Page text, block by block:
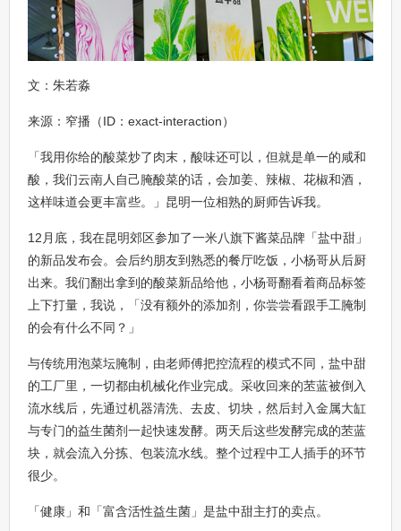
文：朱若淼
来源：窄播（ID：exact-interaction）
「我用你给的酸菜炒了肉末，酸味还可以，但就是单一的咸和
酸，我们云南人自己腌酸菜的话，会加姜、辣椒、花椒和酒，
这样味道会更丰富些。」昆明一位相熟的厨师告诉我。
12月底，我在昆明郊区参加了一米八旗下酱菜品牌「盐中甜」
的新品发布会。会后约朋友到熟悉的餐厅吃饭，小杨哥从后厨
出来。我们翻出拿到的酸菜新品给他，小杨哥翻看着商品标签
上下打量，我说，「没有额外的添加剂，你尝尝看跟手工腌制
的会有什么不同？」
与传统用泡菜坛腌制，由老师傅把控流程的模式不同，盐中甜
的工厂里，一切都由机械化作业完成。采收回来的苤蓝被倒入
流水线后，先通过机器清洗、去皮、切块，然后封入金属大缸
与专门的益生菌剂一起快速发酵。两天后这些发酵完成的苤蓝
块，就会流入分拣、包装流水线。整个过程中工人插手的环节
很少。
「健康」和「富含活性益生菌」是盐中甜主打的卖点。